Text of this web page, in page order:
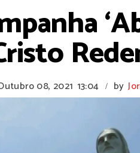
08, 2021 13:04 / by